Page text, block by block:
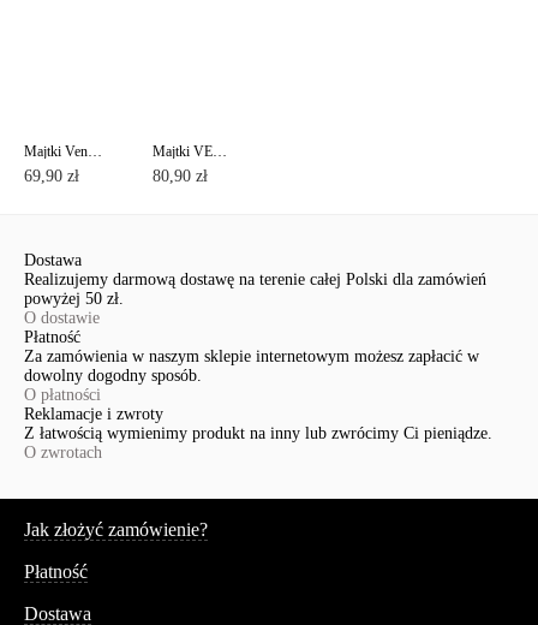
Majtki Venus z niskim stanem TP1067
69,90 zł
Majtki VENUS TP3068 ze średnim stanem
80,90 zł
Dostawa
Realizujemy darmową dostawę na terenie całej Polski dla zamówień
powyżej 50 zł.
O dostawie
Płatność
Za zamówienia w naszym sklepie internetowym możesz zapłacić w
dowolny dogodny sposób.
O płatności
Reklamacje i zwroty
Z łatwością wymienimy produkt na inny lub zwrócimy Ci pieniądze.
O zwrotach
Jak złożyć zamówienie?
Płatność
Dostawa